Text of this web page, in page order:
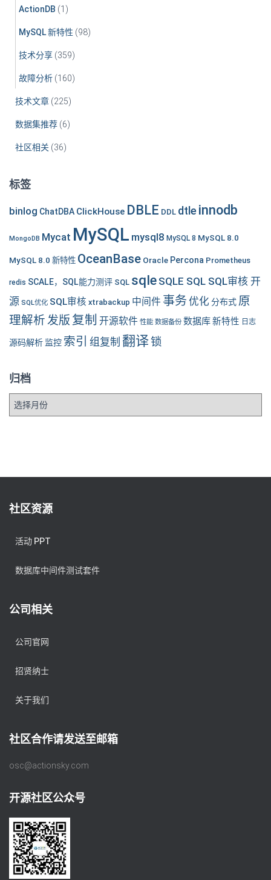
ActionDB (1)
MySQL 新特性 (98)
技术分享 (359)
故障分析 (160)
技术文章 (225)
数据集推荐 (6)
社区相关 (36)
标签
binlog ChatDBA ClickHouse DBLE DDL dtleinnodb
MongoDB Mycat MySQL mysql8 MySQL 8 MySQL 8.0
MySQL 8.0 新特性 OceanBase Oracle Percona Prometheus
redis SCALE，SQL能力测评 SQL sqle SQLE SQL SQL审核 开
源 SQL优化 SQL审核 xtrabackup 中间件 事务 优化 分布式 原
理解析发版 复制 开源软件 性能 数据备份 数据库新特性 日志
源码解析 监控 索引 组复制 翻译锁
归档
社区资源
活动 PPT
数据库中间件测试套件
公司相关
公司官网
招贤纳士
关于我们
社区合作请发送至邮箱
osc@actionsky.com
开源社区公众号